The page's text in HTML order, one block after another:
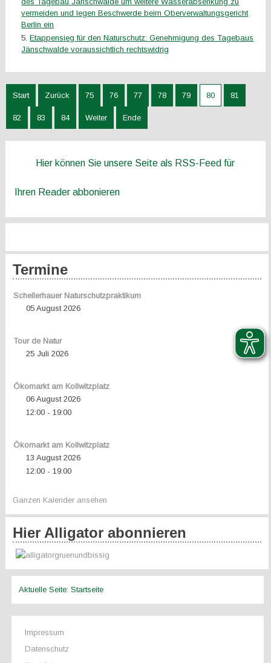
vermeiden und legen Beschwerde beim Oberverwaltungsgericht
Berlin ein
Etappensieg für den Naturschutz: Genehmigung des Tagebaus
Jänschwalde voraussichtlich rechtswidrig
Start Zurück 75 76 77 78 79 80 81
82 83 84 Weiter Ende
Hier können Sie unsere Seite als RSS-Feed für
Ihren Reader abbonieren
Termine
Schellerhauer Naturschutzpraktikum
05 August 2026
Tour de Natur
25 Juli 2026
Ökomarkt am Kollwitzplatz
06 August 2026
12:00- 19:00
Ökomarkt am Kollwitzplatz
13 August 2026
12:00- 19:00
Ganzen Kalender ansehen
Hier Alligator abonnieren
Aktuelle Seite:Startseite
Impressum
Datenschutz